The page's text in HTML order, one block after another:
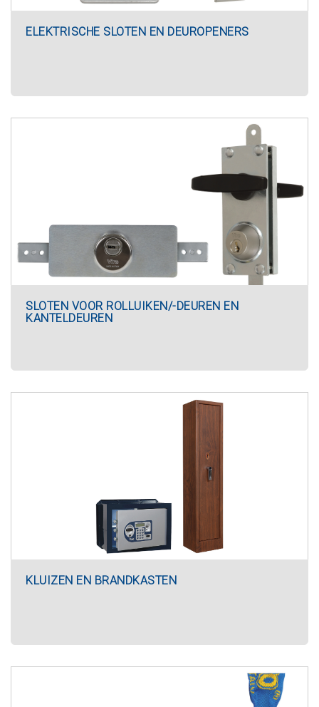
ELEKTRISCHE SLOTEN EN DEUROPENERS
SLOTEN VOOR ROLLUIKEN/-DEUREN EN
KANTELDEUREN
KLUIZEN EN BRANDKASTEN